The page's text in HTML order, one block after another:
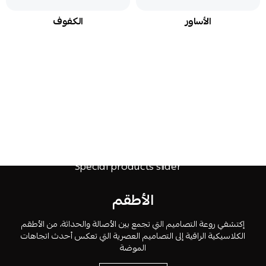
الأساور الكفوف
الأطقم
إكتشفي روعة التصاميم التي تجمع بين الأصالة والحداثة، من الأطقم
الكلاسيكية الراقية إلى التصاميم العصرية التي تعكس أحدث اتجاهات
الموضة